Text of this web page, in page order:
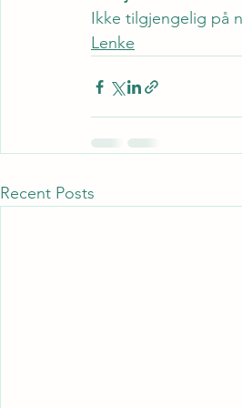
Ikke tilgjengelig på
Lenke
Recent Posts